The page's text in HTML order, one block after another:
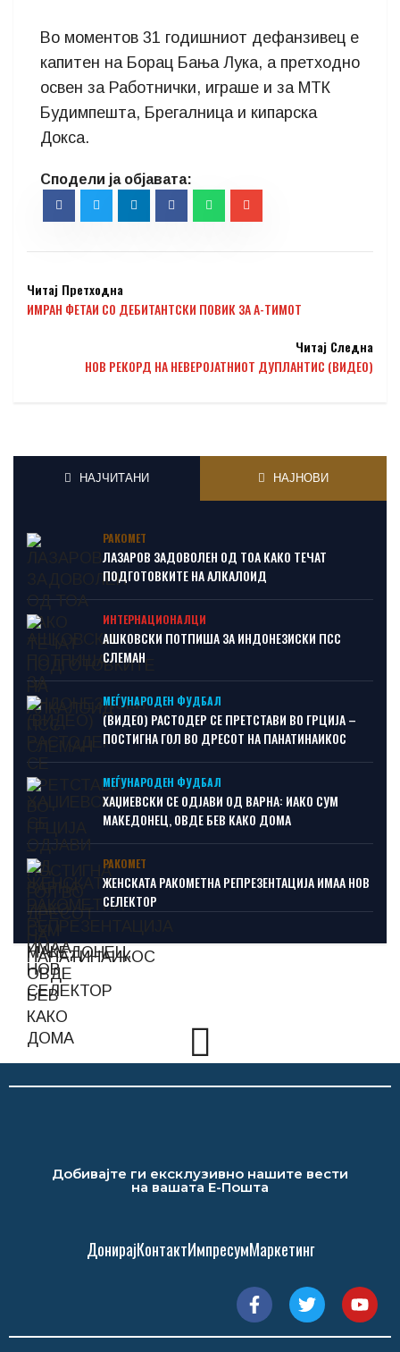
Во моментов 31 годишниот дефанзивец е
капитен на Борац Бања Лука, а претходно
освен за Работнички, играше и за МТК
Будимпешта, Брегалница и кипарска
Докса.
Читај Претходна
ИМРАН ФЕТАИ СО ДЕБИТАНТСКИ ПОВИК ЗА А-ТИМОТ
Читај Следна
НОВ РЕКОРД НА НЕВЕРОЈАТНИОТ ДУПЛАНТИС (ВИДЕО)
НАЈЧИТАНИ НАЈНОВИ
РАКОМЕТ
ЛАЗАРОВ ЗАДОВОЛЕН ОД ТОА КАКО ТЕЧАТ
ПОДГОТОВКИТЕ НА АЛКАЛОИД
ИНТЕРНАЦИОНАЛЦИ
АШКОВСКИ ПОТПИША ЗА ИНДОНЕЗИСКИ ПСС
СЛЕМАН
МЕЃУНАРОДЕН ФУДБАЛ
(ВИДЕО) РАСТОДЕР СЕ ПРЕТСТАВИ ВО ГРЦИЈА –
ПОСТИГНА ГОЛ ВО ДРЕСОТ НА ПАНАТИНАИКОС
МЕЃУНАРОДЕН ФУДБАЛ
ХАЏИЕВСКИ СЕ ОДЈАВИ ОД ВАРНА: ИАКО СУМ
МАКЕДОНЕЦ, ОВДЕ БЕВ КАКО ДОМА
РАКОМЕТ
ЖЕНСКАТА РАКОМЕТНА РЕПРЕЗЕНТАЦИЈА ИМАА НОВ
СЕЛЕКТОР
Добивајте ги ексклузивно нашите вести
на вашата Е-Пошта
ДонирајКонтактИмпресумМаркетинг